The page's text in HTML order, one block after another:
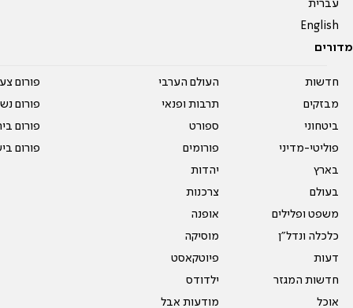
עברית
English
מדורים
חדשות
מבזקים
ביטחוני
פוליטי-מדיני
בארץ
בעולם
משפט ופלילים
כלכלה ונדל"ן
דעות
חדשות המגזר
אוכל
העולם הערבי
תרבות ופנאי
ספורט
פורומים
יהדות
צרכנות
אופנה
מוסיקה
פיוטקאסט
ילדודס
מודעות אבל
פורום
פורום
פורום
פורום